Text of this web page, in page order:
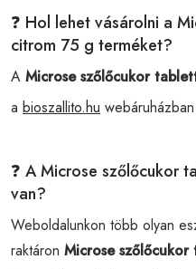
❓ Hol lehet vásárolni a
citrom 75 g terméket?
A Microse szőlőcukor
a bioszallito.hu
❓ A Microse szőlőcukor
van?
Weboldalunkon több olyan
raktáron Microse